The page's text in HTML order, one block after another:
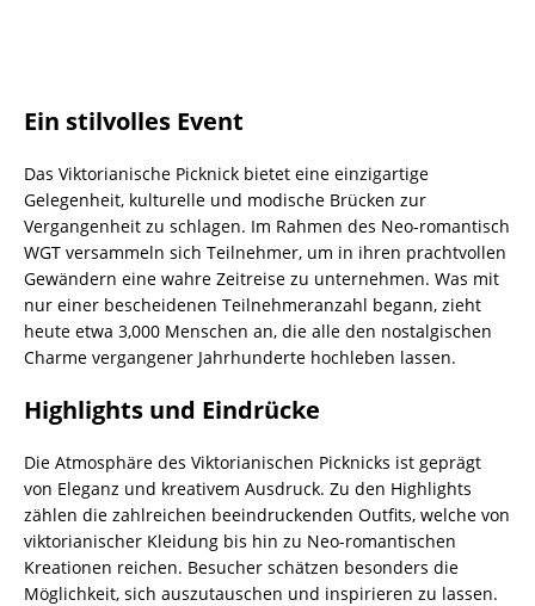
Ein stilvolles Event
Das Viktorianische Picknick bietet eine einzigartige
Gelegenheit, kulturelle und modische Brücken zur
Vergangenheit zu schlagen. Im Rahmen des Neo-romantisch
WGT versammeln sich Teilnehmer, um in ihren prachtvollen
Gewändern eine wahre Zeitreise zu unternehmen. Was mit
nur einer bescheidenen Teilnehmeranzahl begann, zieht
heute etwa 3,000 Menschen an, die alle den nostalgischen
Charme vergangener Jahrhunderte hochleben lassen.
Highlights und Eindrücke
Die Atmosphäre des Viktorianischen Picknicks ist geprägt
von Eleganz und kreativem Ausdruck. Zu den Highlights
zählen die zahlreichen beeindruckenden Outfits, welche von
viktorianischer Kleidung bis hin zu Neo-romantischen
Kreationen reichen. Besucher schätzen besonders die
Möglichkeit, sich auszutauschen und inspirieren zu lassen.